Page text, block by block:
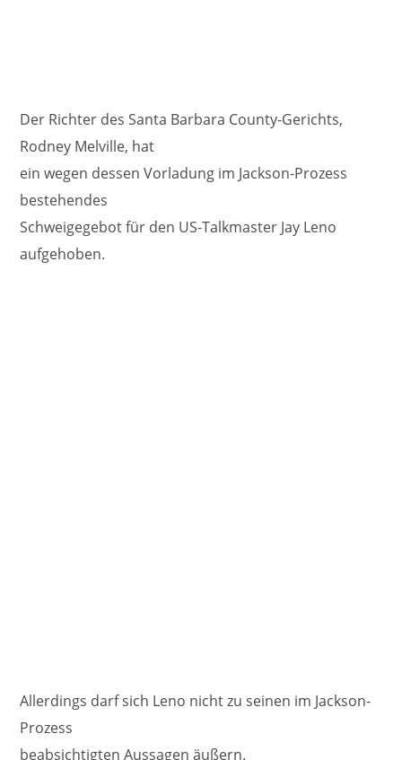
Der Richter des Santa Barbara County-Gerichts,
Rodney Melville, hat
ein wegen dessen Vorladung im Jackson-Prozess
bestehendes
Schweigegebot für den US-Talkmaster Jay Leno
aufgehoben.
Allerdings darf sich Leno nicht zu seinen im Jackson-
Prozess
beabsichtigten Aussagen äußern.